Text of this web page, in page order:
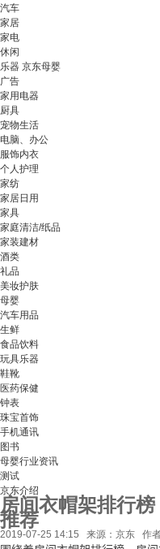
汽车
家居
家电
休闲
乐器 京东母婴
广告
家用电器
厨具
宠物生活
电脑、办公
服饰内衣
个人护理
家纺
家居日用
家具
家庭清洁/纸品
家装建材
酒类
礼品
美妆护肤
母婴
汽车用品
生鲜
食品饮料
玩具乐器
鞋靴
医药保健
钟表
珠宝首饰
手机通讯
图书
母婴行业资讯
测试
京东介绍
房间衣帽架排行
推荐
2019-07-25 14:15 来源：京东 作